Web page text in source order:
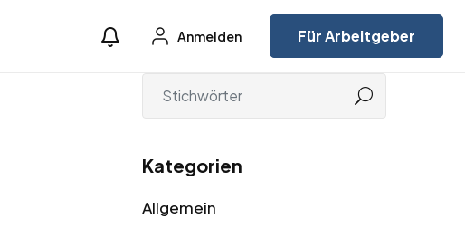
Anmelden Für Arbeitgeber
Kategorien
Allgemein